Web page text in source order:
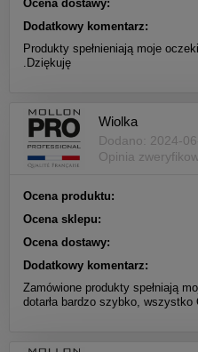
Ocena dostawy:
Dodatkowy komentarz:
Produkty spełnieniają moje
.Dziękuję
Wiolka
Dodano: 2024-
Opinia
Ocena produktu:
Ocena sklepu:
Ocena dostawy:
Dodatkowy komentarz:
Zamówione produkty spełniają
dotarła bardzo szybko, wszystko